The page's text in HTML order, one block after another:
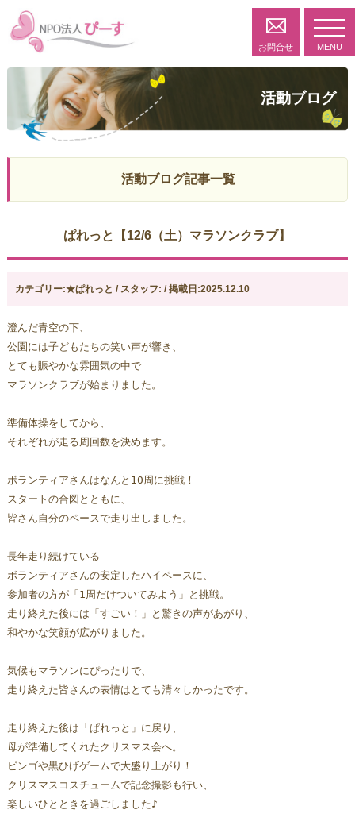
お問合せ MENU
活動ブログ
活動ブログ記事一覧
ぱれっと【12/6（土）マラソンクラブ】
カテゴリー:★ぱれっと / スタッフ: / 掲載日:2025.12.10
澄んだ青空の下、
公園には子どもたちの笑い声が響き、
とても賑やかな雰囲気の中で
マラソンクラブが始まりました。
準備体操をしてから、
それぞれが走る周回数を決めます。
ボランティアさんはなんと10周に挑戦！
スタートの合図とともに、
皆さん自分のペースで走り出しました。
長年走り続けている
ボランティアさんの安定したハイペースに、
参加者の方が「1周だけついてみよう」と挑戦。
走り終えた後には「すごい！」と驚きの声があがり、
和やかな笑顔が広がりました。
気候もマラソンにぴったりで、
走り終えた皆さんの表情はとても清々しかったです。
走り終えた後は「ぱれっと」に戻り、
母が準備してくれたクリスマス会へ。
ビンゴや黒ひげゲームで大盛り上がり！
クリスマスコスチュームで記念撮影も行い、
楽しいひとときを過ごしました♪